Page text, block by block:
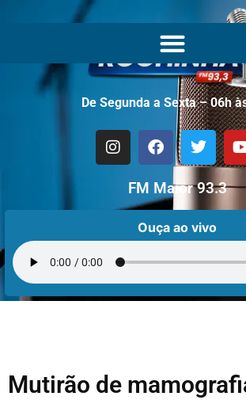
De Segunda a Sexta – 06h
FM Maior 93.3
Ouça ao vivo
Mutirão de